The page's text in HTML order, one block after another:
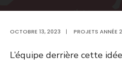
OCTOBRE 13, 2023 | PROJETS ANNÉE 2
L’équipe derrière cette